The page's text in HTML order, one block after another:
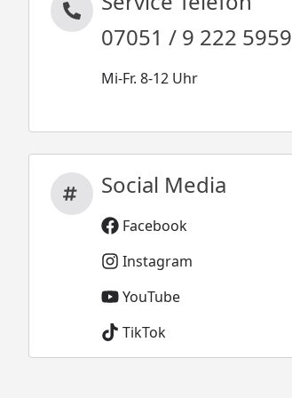
07051 / 9 222 5959
Mi-Fr. 8-12 Uhr
Social Media
Facebook
Instagram
YouTube
TikTok